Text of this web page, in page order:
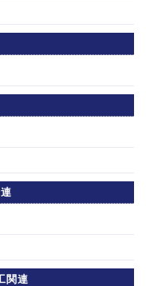
関連